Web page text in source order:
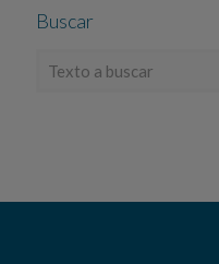
Buscar